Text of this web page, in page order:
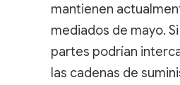
mantienen
mediados de mayo.
partes podrían
las cadenas de